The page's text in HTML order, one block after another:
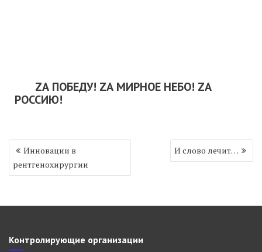
ZА ПОБЕДУ! ZА МИРНОЕ НЕБО! ZА
РОССИЮ!
Навигация
по
записям
Инновации в
рентгенохирургии
И слово лечит…
Контролирующие организации